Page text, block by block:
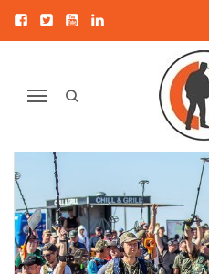
Navigacija
DIDYSIS